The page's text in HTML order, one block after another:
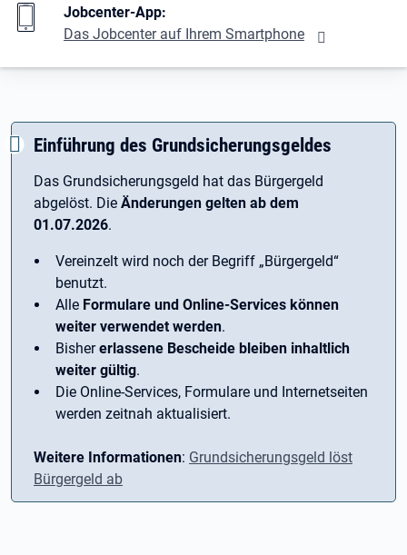
Jobcenter-App:
Das Jobcenter auf Ihrem Smartphone
Einführung des Grundsicherungsgeldes
Das Grundsicherungsgeld hat das Bürgergeld
abgelöst. Die Änderungen gelten ab dem
01.07.2026.
Vereinzelt wird noch der Begriff ­„Bürgergeld“
benutzt.
Alle Formulare und Online-Services können
weiter verwendet werden.
Bishererlassene Bescheide bleiben inhaltlich
weiter gültig.
Die Online-Services, Formulare und Internetseiten
werden zeitnah aktualisiert.
Weitere Informationen: Grundsicherungsgeld löst
Bürgergeld ab